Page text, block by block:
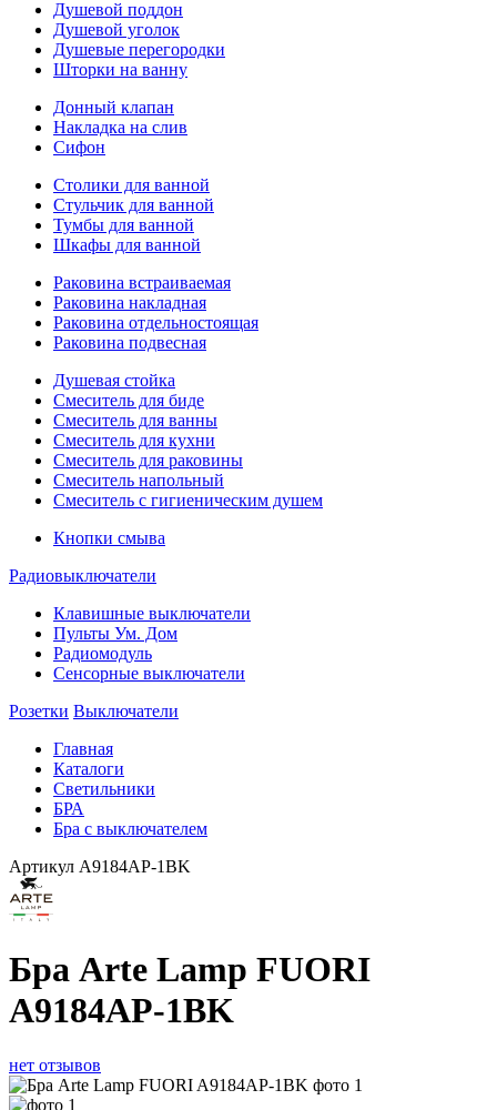
Душевой поддон
Душевой уголок
Душевые перегородки
Шторки на ванну
Донный клапан
Накладка на слив
Сифон
Столики для ванной
Стульчик для ванной
Тумбы для ванной
Шкафы для ванной
Раковина встраиваемая
Раковина накладная
Раковина отдельностоящая
Раковина подвесная
Душевая стойка
Смеситель для биде
Смеситель для ванны
Смеситель для кухни
Смеситель для раковины
Смеситель напольный
Смеситель с гигиеническим душем
Кнопки смыва
Радиовыключатели
Клавишные выключатели
Пульты Ум. Дом
Радиомодуль
Сенсорные выключатели
Розетки Выключатели
Главная
Каталоги
Светильники
БРА
Бра с выключателем
Артикул A9184AP-1BK
Бра Arte Lamp FUORI
A9184AP-1BK
нет отзывов